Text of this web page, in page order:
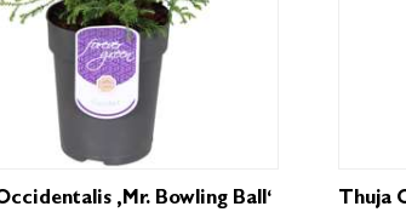
‚Mr. Bowling Ball‘ Thuja